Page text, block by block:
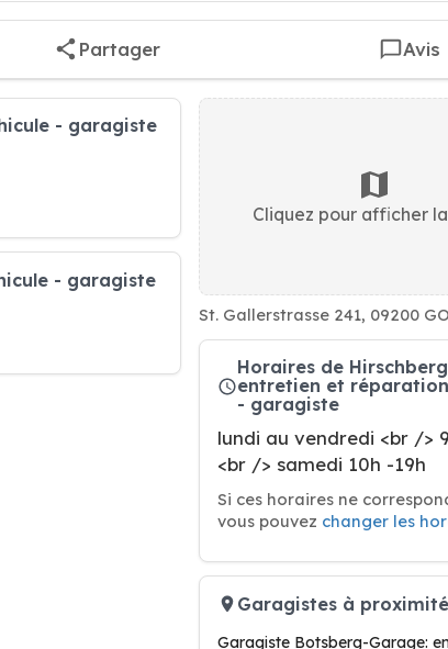
Partager Avis
- garagiste
- garagiste
Cliquez pour afficher
St. Gallerstrasse 241, 09200
Horaires de
entretien et
- garagiste
lundi au vendredi <br />
<br /> samedi 10h -19h
Si ces horaires ne
vous pouvez changer les
Garagistes à proximité
Garagiste Botsberg-Garage: